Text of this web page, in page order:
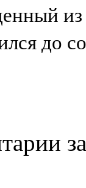
из
до